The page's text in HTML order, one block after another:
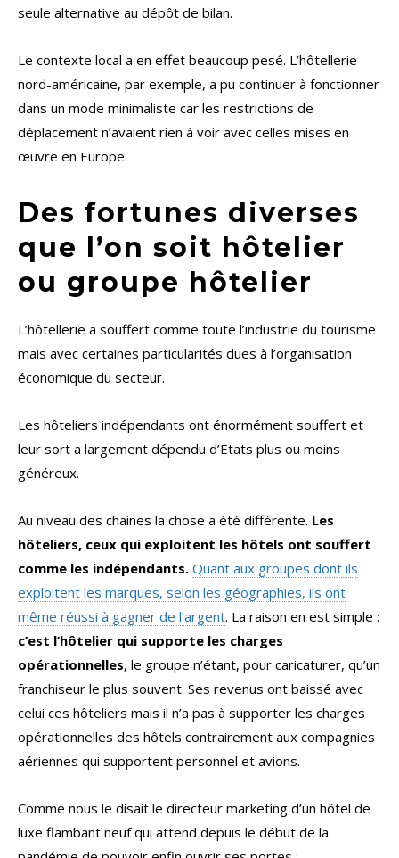
seule alternative au dépôt de bilan.
Le contexte local a en effet beaucoup pesé. L’hôtellerie
nord-américaine, par exemple, a pu continuer à fonctionner
dans un mode minimaliste car les restrictions de
déplacement n’avaient rien à voir avec celles mises en
œuvre en Europe.
Des fortunes diverses
que l’on soit hôtelier
ou groupe hôtelier
L’hôtellerie a souffert comme toute l’industrie du tourisme
mais avec certaines particularités dues à l’organisation
économique du secteur.
Les hôteliers indépendants ont énormément souffert et
leur sort a largement dépendu d’Etats plus ou moins
généreux.
Au niveau des chaines la chose a été différente. Les
hôteliers, ceux qui exploitent les hôtels ont souffert
comme les indépendants. Quant aux groupes dont ils
exploitent les marques, selon les géographies, ils ont
même réussi à gagner de l’argent. La raison en est simple :
c’est l’hôtelier qui supporte les charges
opérationnelles, le groupe n’étant, pour caricaturer, qu’un
franchiseur le plus souvent. Ses revenus ont baissé avec
celui ces hôteliers mais il n’a pas à supporter les charges
opérationnelles des hôtels contrairement aux compagnies
aériennes qui supportent personnel et avions.
Comme nous le disait le directeur marketing d’un hôtel de
luxe flambant neuf qui attend depuis le début de la